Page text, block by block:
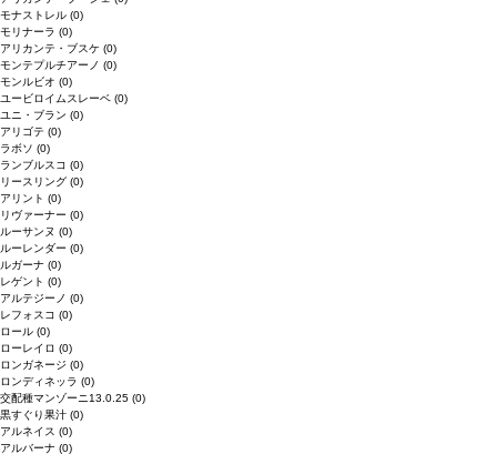
モナストレル (0)
モリナーラ (0)
アリカンテ・ブスケ (0)
モンテプルチアーノ (0)
モンルビオ (0)
ユービロイムスレーベ (0)
ユニ・ブラン (0)
アリゴテ (0)
ラボソ (0)
ランブルスコ (0)
リースリング (0)
アリント (0)
リヴァーナー (0)
ルーサンヌ (0)
ルーレンダー (0)
ルガーナ (0)
レゲント (0)
アルテジーノ (0)
レフォスコ (0)
ロール (0)
ローレイロ (0)
ロンガネージ (0)
ロンディネッラ (0)
交配種マンゾーニ13.0.25 (0)
黒すぐり果汁 (0)
アルネイス (0)
アルバーナ (0)